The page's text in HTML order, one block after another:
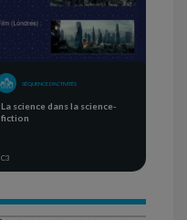
SÉQUENCE D'ACTIVITÉS
La science dans la science-
fiction
C3